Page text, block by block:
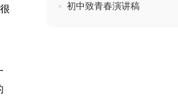
初中致青春演讲稿